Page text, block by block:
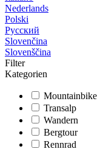
Nederlands
Polski
Русский
Slovenčina
Slovenščina
Filter
Kategorien
Mountainbike
Transalp
Wandern
Bergtour
Rennrad